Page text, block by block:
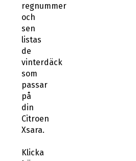
regnummer
och
sen
listas
de
vinterdäck
som
passar
på
din
Citroen
Xsara.
Klicka